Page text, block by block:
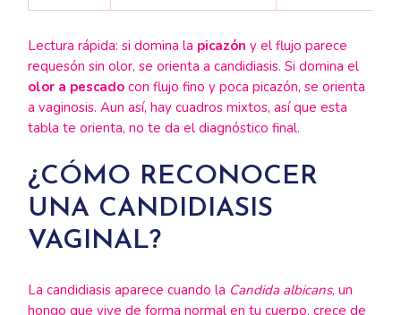
Lectura rápida: si domina la picazón y el flujo parece
requesón sin olor, se orienta a candidiasis. Si domina el
olor a pescado con flujo fino y poca picazón, se orienta
a vaginosis. Aun así, hay cuadros mixtos, así que esta
tabla te orienta, no te da el diagnóstico final.
¿CÓMO RECONOCER
UNA CANDIDIASIS
VAGINAL?
La candidiasis aparece cuando la Candida albicans, un
hongo que vive de forma normal en tu cuerpo, crece de